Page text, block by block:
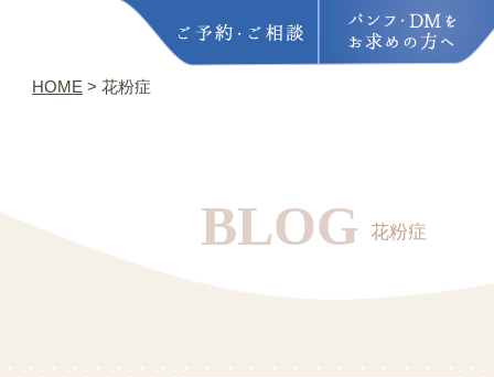
HOME > 花粉症
BLOG 花粉症